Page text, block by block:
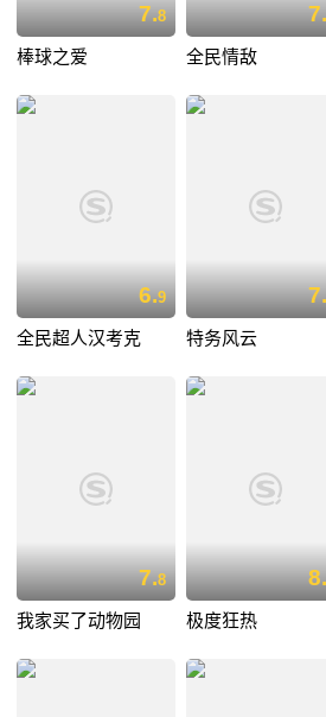
7.8
棒球之爱 全民情敌
6.9
全民超人汉考克 特务风云
7.8
我家买了动物园 极度狂热